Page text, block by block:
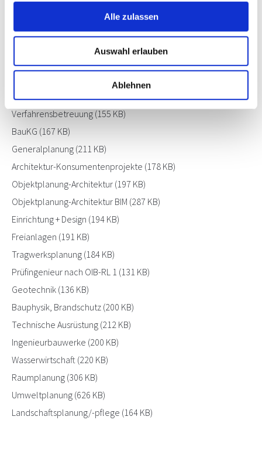
Alle zulassen
Auswahl erlauben
Ablehnen
Projektsteuerung
(164 KB)
Begleitende Kontrolle(138 KB)
Verfahrensbetreuung (155 KB)
BauKG (167 KB)
Generalplanung (211 KB)
Architektur-Konsumentenprojekte (178 KB)
Objektplanung-Architektur (197 KB)
Objektplanung-Architektur BIM (287 KB)
Einrichtung + Design (194 KB)
Freianlagen (191 KB)
Tragwerksplanung (184 KB)
Prüfingenieur nach OIB-RL 1 (131 KB)
Geotechnik (136 KB)
Bauphysik, Brandschutz (200 KB)
Technische Ausrüstung (212 KB)
Ingenieurbauwerke (200 KB)
Wasserwirtschaft (220 KB)
Raumplanung (306 KB)
Umweltplanung (626 KB)
Landschaftsplanung/-pflege (164 KB)